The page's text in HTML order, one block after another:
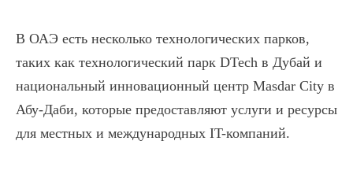
В ОАЭ есть несколько технологических парков,
таких как технологический парк DTech в Дубай и
национальный инновационный центр Masdar City в
Абу-Даби, которые предоставляют услуги и ресурсы
для местных и международных IT-компаний.